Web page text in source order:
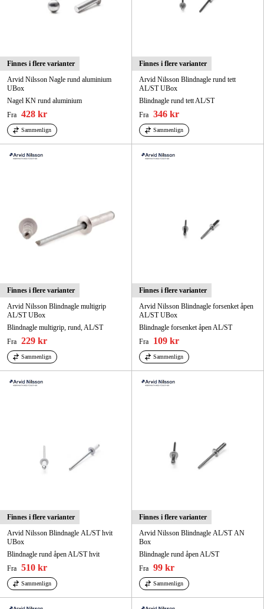
Finnes i flere varianter
Arvid Nilsson Nagle rund aluminium
UBox
Nagel KN rund aluminium
Fra 428 kr
Sammenlign
Finnes i flere varianter
Arvid Nilsson Blindnagle rund tett
AL/ST UBox
Blindnagle rund tett AL/ST
Fra 346 kr
Sammenlign
Finnes i flere varianter
Arvid Nilsson Blindnagle multigrip
AL/ST UBox
Blindnagle multigrip, rund, AL/ST
Fra 229 kr
Sammenlign
Finnes i flere varianter
Arvid Nilsson Blindnagle forsenket åpen
AL/ST UBox
Blindnagle forsenket åpen AL/ST
Fra
109 kr
Sammenlign
Finnes i flere varianter
Arvid Nilsson Blindnagle AL/ST hvit
UBox
Blindnagle rund åpen AL/ST hvit
Fra 510 kr
Sammenlign
Finnes i flere varianter
Arvid Nilsson Blindnagle AL/ST AN
Box
Blindnagle rund åpen AL/ST
Fra 99 kr
Sammenlign